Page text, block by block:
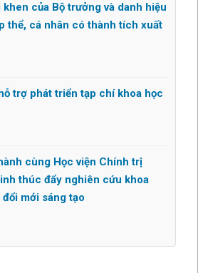
của Bộ trưởng và danh hiệu
thể, cá nhân có thành tích xuất
trợ phát triển tạp chí khoa học
cùng Học viện Chính trị
thúc đẩy nghiên cứu khoa
mới sáng tạo